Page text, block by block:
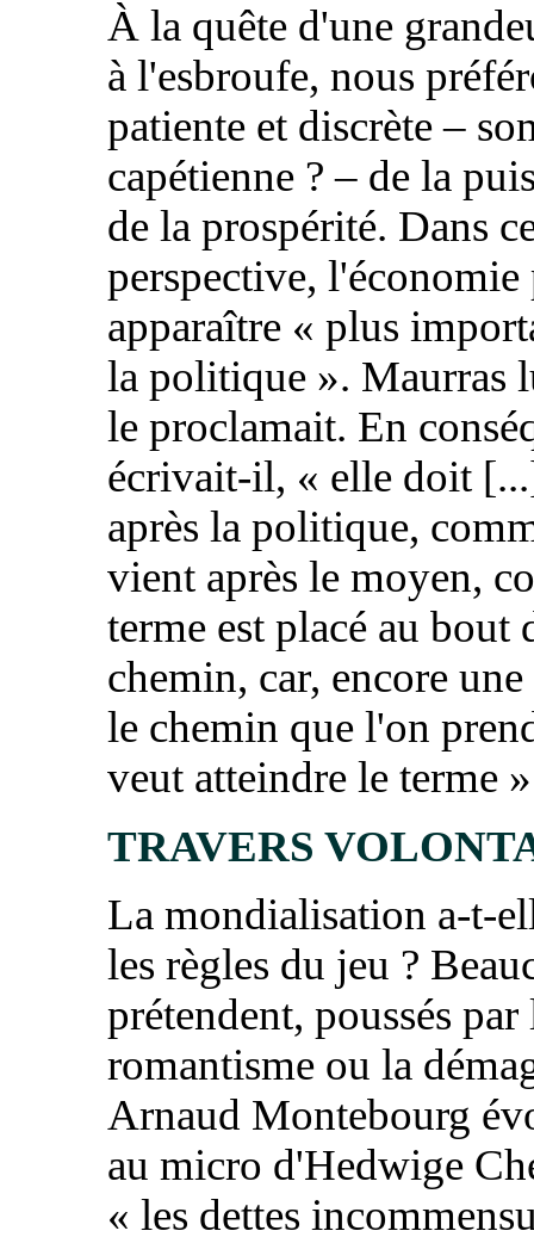
À la quête d'une
à l'esbroufe, nous
patiente et discrète –
capétienne ? – de la
de la prospérité. Dans
perspective, l'économie
apparaître « plus
la politique ». Maurras
le proclamait. En
écrivait-il, « elle doit
après la politique,
vient après le moyen,
terme est placé au bout
chemin, car, encore
le chemin que l'on
veut atteindre le terme
TRAVERS
La mondialisation a-t-
les règles du jeu ?
prétendent, poussés par
romantisme ou la
Arnaud Montebourg
au micro d'Hedwige
« les dettes